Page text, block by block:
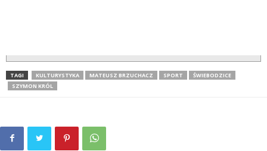
TAGI KULTURYSTYKA MATEUSZ BRZUCHACZ SPORT
ŚWIEBODZICE
SZYMON KRÓL